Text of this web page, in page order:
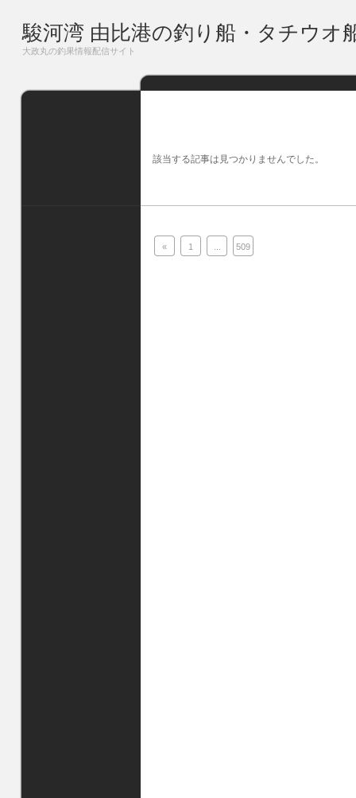
駿河湾 由比港の釣り船・タチウオ
大政丸の釣果情報配信サイト
該当する記事は見つかりませんでした。
« 1 509